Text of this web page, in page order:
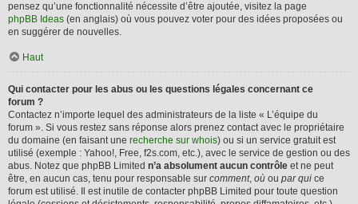
pensez qu’une fonctionnalité nécessite d’être ajoutée, visitez la page
phpBB Ideas (en anglais) où vous pouvez voter pour des idées proposées ou
en suggérer de nouvelles.
Haut
Qui contacter pour les abus ou les questions légales concernant ce
forum ?
Contactez n’importe lequel des administrateurs de la liste « L’équipe du
forum ». Si vous restez sans réponse alors prenez contact avec le propriétaire
du domaine (en faisant une recherche sur whois) ou si un service gratuit est
utilisé (exemple : Yahoo!, Free, f2s.com, etc.), avec le service de gestion ou des
abus. Notez que phpBB Limited n’a absolument aucun contrôle et ne peut
être, en aucun cas, tenu pour responsable sur comment, où ou par qui ce
forum est utilisé. Il est inutile de contacter phpBB Limited pour toute question